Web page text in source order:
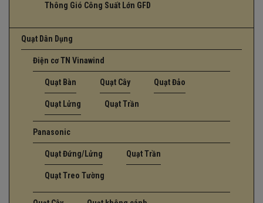
Thông Gió Công Suất Lớn GFD
Quạt Dân Dụng
Điện cơ TN Vinawind
Quạt Bàn Quạt Cây Quạt Đảo
Quạt Lửng Quạt Trần
Panasonic
Quạt Đứng/Lửng Quạt Trần
Quạt Treo Tường